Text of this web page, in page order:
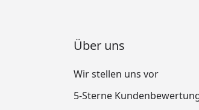
Über uns
Wir stellen uns vor
5-Sterne